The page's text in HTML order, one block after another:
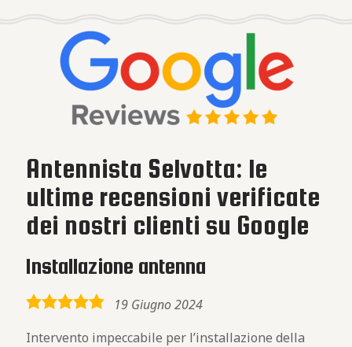
Antennista Selvotta: le
ultime recensioni verificate
dei nostri clienti su Google
Installazione antenna
5,0
19 Giugno 2024
Intervento impeccabile per l’installazione della